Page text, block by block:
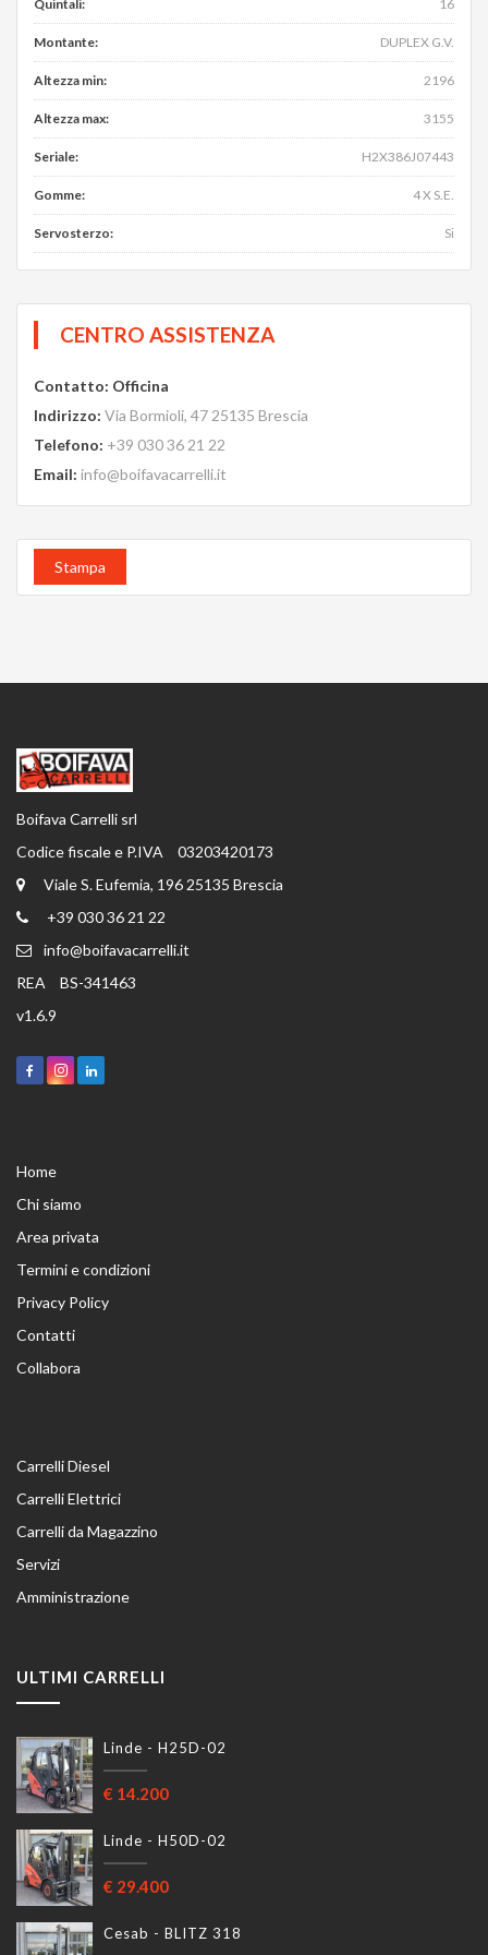
Quintali: 16
Montante: DUPLEX G.V.
Altezza min: 2196
Altezza max: 3155
Seriale: H2X386J07443
Gomme: 4 X S.E.
Servosterzo: Si
CENTRO ASSISTENZA
Contatto: Officina
Indirizzo: Via Bormioli, 47 25135 Brescia
Telefono: +39 030 36 21 22
Email: info@boifavacarrelli.it
Stampa
Boifava Carrelli srl
Codice fiscale e P.IVA
03203420173
Viale S. Eufemia, 196 25135 Brescia
+39 030 36 21 22
info@boifavacarrelli.it
REA
BS-341463
v1.6.9
Home
Chi siamo
Area privata
Termini e condizioni
Privacy Policy
Contatti
Collabora
Carrelli Diesel
Carrelli Elettrici
Carrelli da Magazzino
Servizi
Amministrazione
ULTIMI CARRELLI
Linde - H25D-02
€ 14.200
Linde - H50D-02
€ 29.400
Cesab - BLITZ 318